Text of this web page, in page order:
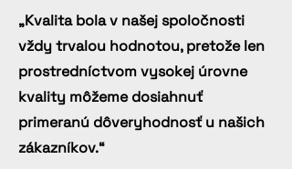
„Kvalita bola v našej spoločnosti
vždy trvalou hodnotou, pretože len
prostredníctvom vysokej úrovne
kvality môžeme dosiahnuť
primeranú dôveryhodnosť u našich
zákazníkov.“